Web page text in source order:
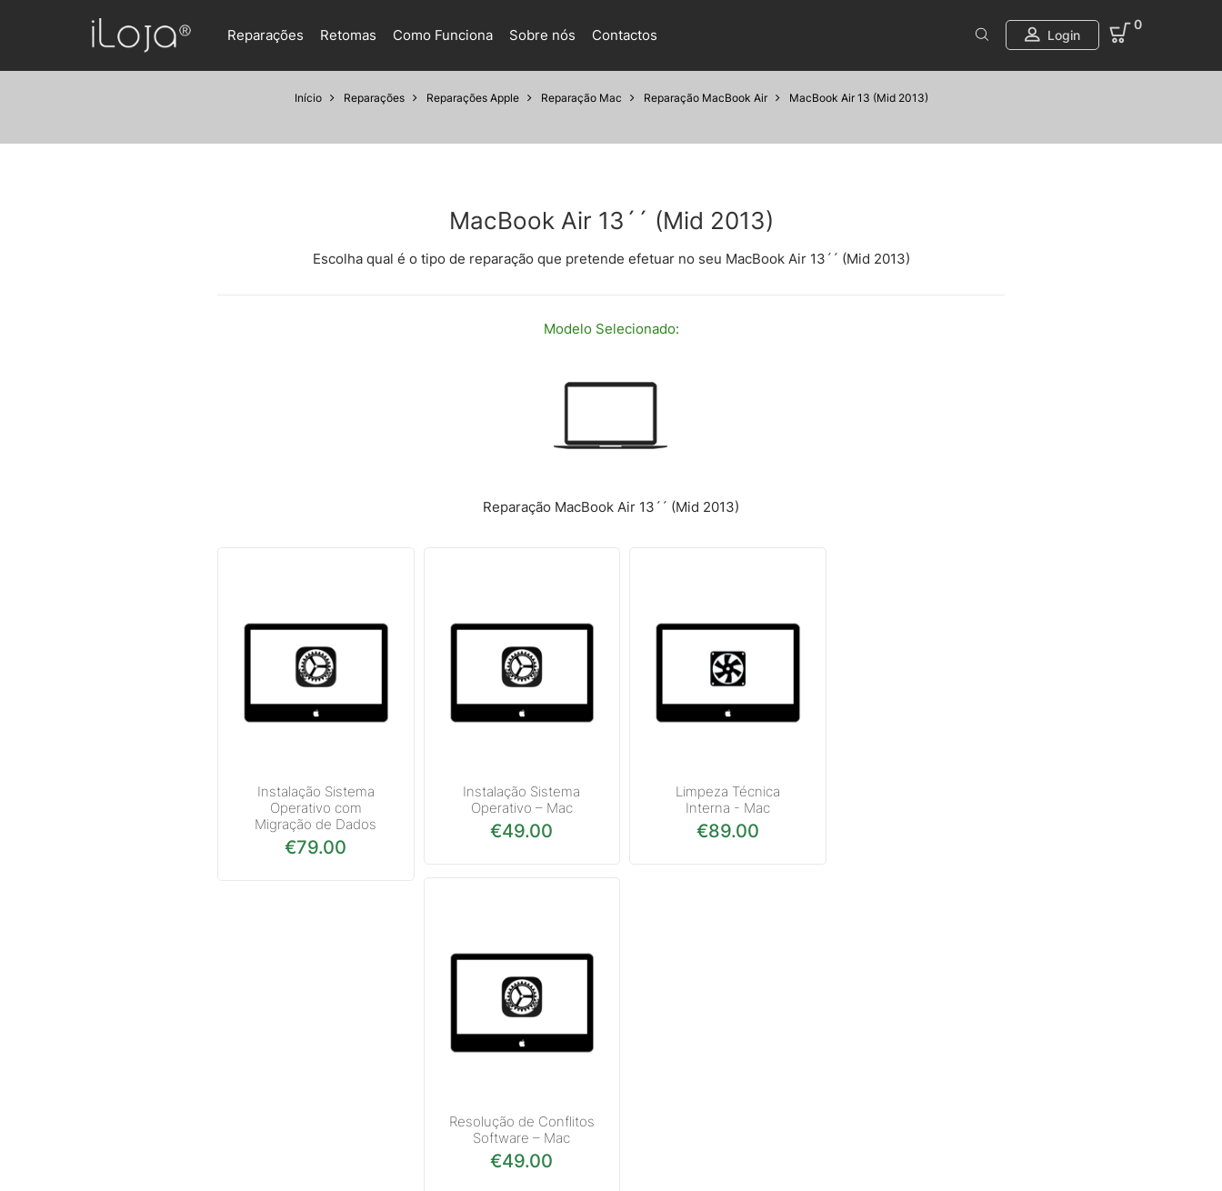
Reparações Retomas Como Funciona Sobre nós Contactos Login
0
Início Reparações Reparações Apple Reparação Mac Reparação MacBook Air MacBook Air 13 (Mid 2013)
MacBook Air 13´´ (Mid 2013)
Escolha qual é o tipo de reparação que pretende efetuar no seu MacBook Air 13´´ (Mid 2013)
Modelo Selecionado:
Reparação MacBook Air 13´´ (Mid 2013)
Instalação Sistema
Operativo com
Migração de Dados
€79.00
Instalação Sistema
Operativo – Mac
€49.00
Limpeza Técnica
Interna - Mac
€89.00
Resolução de Conflitos
Software – Mac
€49.00